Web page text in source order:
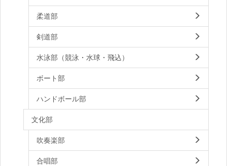
柔道部
剣道部
水泳部（競泳・水球・飛込）
ボート部
ハンドボール部
文化部
吹奏楽部
合唱部